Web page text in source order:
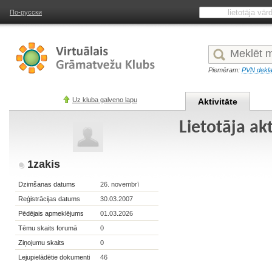
По-русски
Piemēram: PVN
Uz kluba galveno lapu Aktivitāte
1zakis
Dzimšanas datums
26. novembrī
Reģistrācijas datums
30.03.2007
Pēdējais apmeklējums
01.03.2026
Tēmu skaits forumā
0
Ziņojumu skaits
0
Lejupielādētie dokumenti
46
Lietotāja